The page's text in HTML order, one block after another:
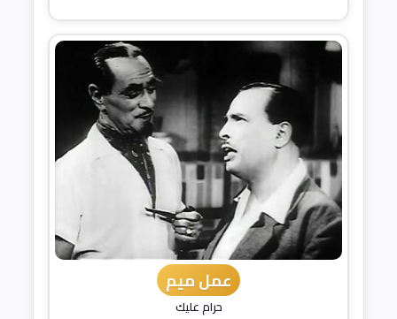
عمل ميم
حرام عليك